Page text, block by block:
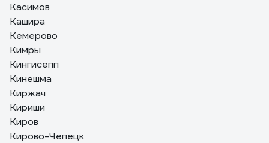
Касимов
Кашира
Кемерово
Кимры
Кингисепп
Кинешма
Киржач
Кириши
Киров
Кирово-Чепецк